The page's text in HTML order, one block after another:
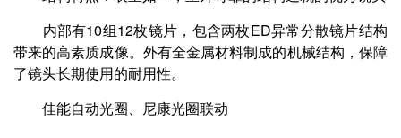
内部有10组12枚镜片，包含两枚ED异常分散镜片结构
带来的高素质成像。外有全金属材料制成的机械结构，保障
了镜头长期使用的耐用性。
佳能自动光圈、尼康光圈联动